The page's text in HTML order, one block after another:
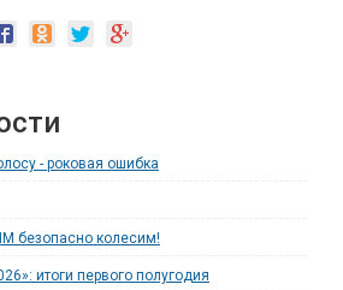
- роковая ошибка
безопасно колесим!
итоги первого полугодия